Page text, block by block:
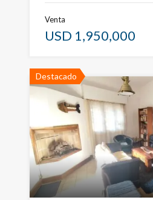
Venta
USD 1,950,000
Destacado